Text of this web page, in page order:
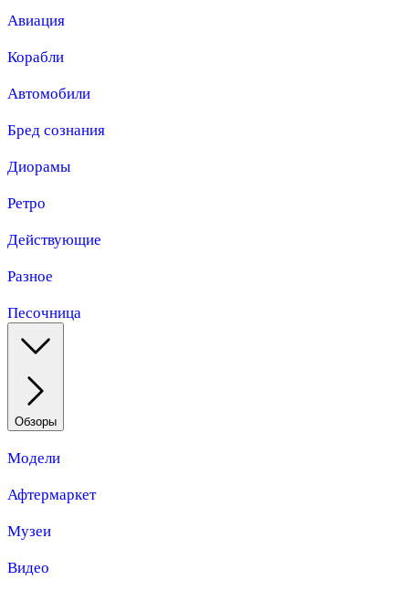
Авиация
Корабли
Автомобили
Бред сознания
Диорамы
Ретро
Действующие
Разное
Песочница
Обзоры
Модели
Афтермаркет
Музеи
Видео